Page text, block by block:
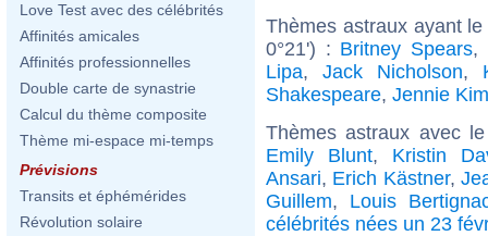
Love Test avec des célébrités
Affinités amicales
Affinités professionnelles
Double carte de synastrie
Calcul du thème composite
Thème mi-espace mi-temps
Prévisions
Transits et éphémérides
Révolution solaire
Thèmes astraux ayant
0°21') : Britney Spears,
Lipa,Jack Nicholson,
Shakespeare, Jennie Kim
Thèmes astraux avec
Emily Blunt, Kristin
Ansari, Erich Kästner,
Guillem, Louis
célébrités nées un 23